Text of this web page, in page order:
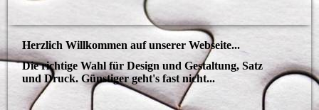
Herzlich Willkommen auf unserer Webseite...
Die richtige Wahl für Design und Gestaltung, Satz
und Druck. Günstiger geht's fast nicht...